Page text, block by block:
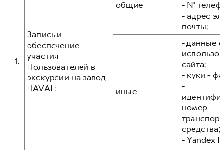
Коллекция Базовая
Коллекция Детская
1.
Запись и
обеспечение
участия
Пользователей в
экскурсии на завод
HAVAL:
общие
- №
- адрес
почты;
иные
- данные
сайта;
- куки -
-
номер
средства;
- Yandex